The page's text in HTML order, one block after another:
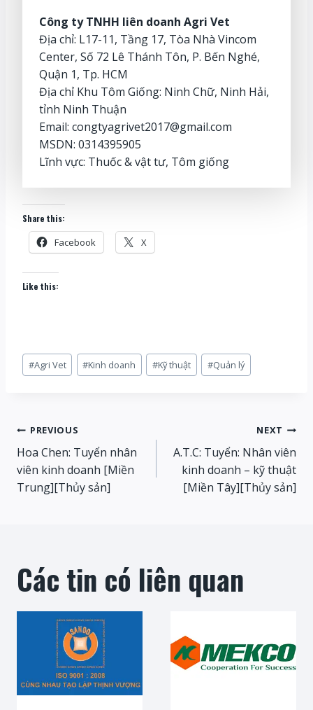
Công ty TNHH liên doanh Agri Vet
Địa chỉ: L17-11, Tầng 17, Tòa Nhà Vincom
Center, Số 72 Lê Thánh Tôn, P. Bến Nghé,
Quận 1, Tp. HCM
Địa chỉ Khu Tôm Giống: Ninh Chữ, Ninh Hải,
tỉnh Ninh Thuận
Email: congtyagrivet2017@gmail.com
MSDN: 0314395905
Lĩnh vực: Thuốc & vật tư, Tôm giống
Share this:
Facebook X
Like this:
Post
Tags:
#Agri Vet #Kinh doanh #Kỹ thuật #Quản lý
Post
navigation
PREVIOUS
Hoa Chen: Tuyển nhân
viên kinh doanh [Miền
Trung][Thủy sản]
NEXT
A.T.C: Tuyển: Nhân viên
kinh doanh – kỹ thuật
[Miền Tây][Thủy sản]
Các tin có liên quan